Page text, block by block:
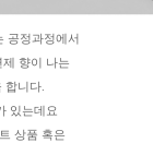
공정과정에서
향이 나는
합니다.
있는데요
상품 혹은